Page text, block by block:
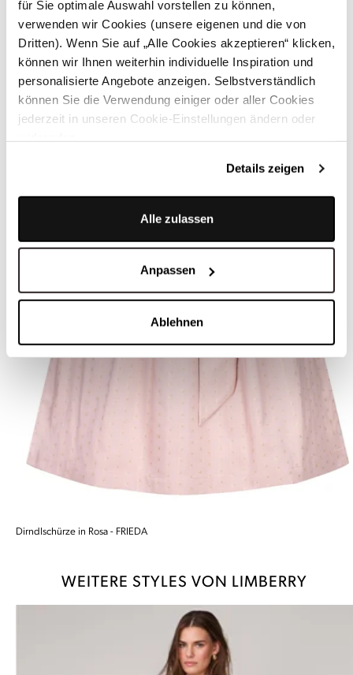
für Sie optimale Auswahl vorstellen zu können,
verwenden wir Cookies (unsere eigenen und die von
Dritten). Wenn Sie auf „Alle Cookies akzeptieren“ klicken,
können wir Ihnen weiterhin individuelle Inspiration und
personalisierte Angebote anzeigen. Selbstverständlich
können Sie die Verwendung einiger oder aller Cookies
jederzeit in unseren Cookie-Einstellungen ändern oder
Details zeigen
Alle zulassen
Anpassen
Ablehnen
ÄHNLICHE PRODUKTE
Dirndlschürze in Rosa - FRIEDA
WEITERE STYLES VON LIMBERRY